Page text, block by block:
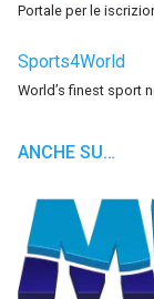
Portale per le
Sports4World
World’s finest sport
ANCHE SU…